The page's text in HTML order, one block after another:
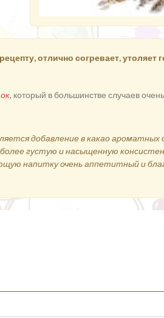
отлично согревает, утоляет
, который в большинстве случаев
добавление в какао ароматных
густую и насыщенную
напитку очень аппетитный и